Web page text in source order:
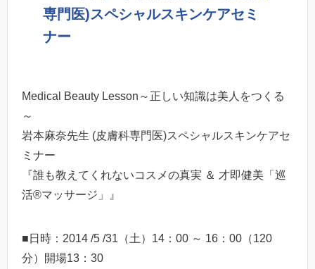
専門医)スペシャルスキンケアセミ
ナー
Medical Beauty Lesson～正しい知識は美人をつくる
～
岩本麻奈先生 (皮膚科専門医)スペシャルスキンケアセ
ミナー
『誰も教えてくれないコスメの真実 ＆ 才即健美「巡
活®マッサージ」』
■日時：2014 /5 /31（土）14：00 ～ 16：00（120
分）開場13：30